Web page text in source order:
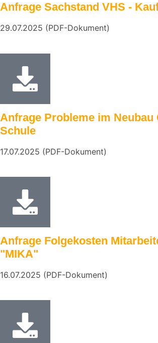
Anfrage Sachstand VHS -
29.07.2025 (PDF-Dokument)
Anfrage Probleme im Neubau
Schule
17.07.2025 (PDF-Dokument)
Anfrage Folgekosten
"MIKA"
16.07.2025 (PDF-Dokument)